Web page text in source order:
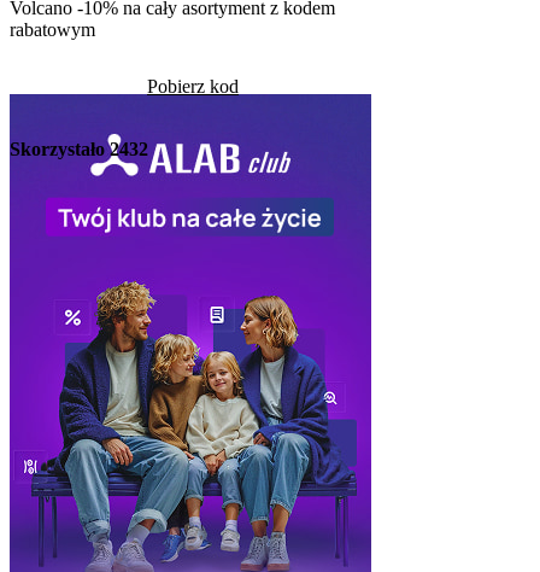
Volcano -10% na cały asortyment z kodem
rabatowym
Pobierz kod
Skorzystało2432